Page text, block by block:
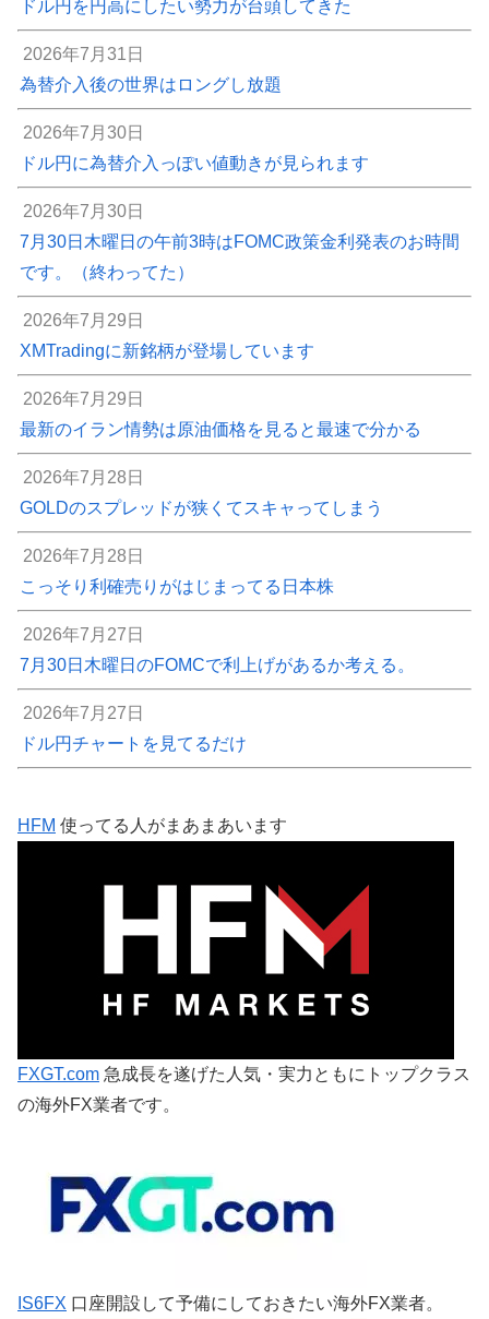
ドル円を円高にしたい勢力が台頭してきた
2026年7月31日
為替介入後の世界はロングし放題
2026年7月30日
ドル円に為替介入っぽい値動きが見られます
2026年7月30日
7月30日木曜日の午前3時はFOMC政策金利発表のお時間
です。（終わってた）
2026年7月29日
XMTradingに新銘柄が登場しています
2026年7月29日
最新のイラン情勢は原油価格を見ると最速で分かる
2026年7月28日
GOLDのスプレッドが狭くてスキャってしまう
2026年7月28日
こっそり利確売りがはじまってる日本株
2026年7月27日
7月30日木曜日のFOMCで利上げがあるか考える。
2026年7月27日
ドル円チャートを見てるだけ
HFM 使ってる人がまあまあいます
FXGT.com 急成長を遂げた人気・実力ともにトップクラス
の海外FX業者です。
IS6FX 口座開設して予備にしておきたい海外FX業者。